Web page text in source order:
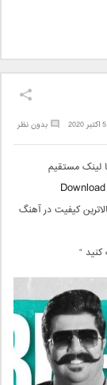
بدون نظر 5 اکتبر 2020
لینک مستقیم
کیفیت در آهنگ
“